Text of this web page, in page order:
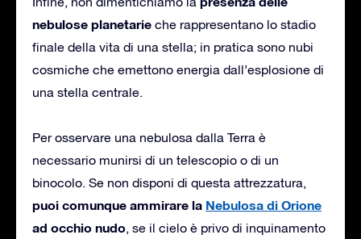
nebulose planetarie che rappresentano lo stadio
finale della vita di una stella; in pratica sono nubi
cosmiche che emettono energia dall’esplosione di
una stella centrale.
Per osservare una nebulosa dalla Terra è
necessario munirsi di un telescopio o di un
binocolo. Se non disponi di questa attrezzatura,
puoi comunque ammirare la Nebulosa di Orione
ad occhio nudo, se il cielo è privo di inquinamento